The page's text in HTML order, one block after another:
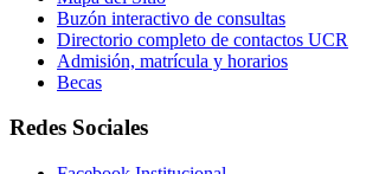
Buzón interactivo de consultas
Directorio completo de contactos UCR
Admisión, matrícula y horarios
Becas
Redes Sociales